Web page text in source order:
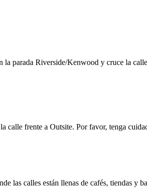
parada Riverside/Kenwood y cruce la
frente a Outsite. Por favor, tenga
las calles están llenas de cafés, tiendas y